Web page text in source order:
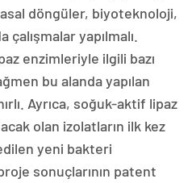
döngüler, biyoteknoloji,
yapılmalı.
enzimleriyle ilgili bazı
bu alanda yapılan
Ayrıca, soğuk-aktif lipaz
olan izolatların ilk kez
yeni bakteri
sonuçlarının patent